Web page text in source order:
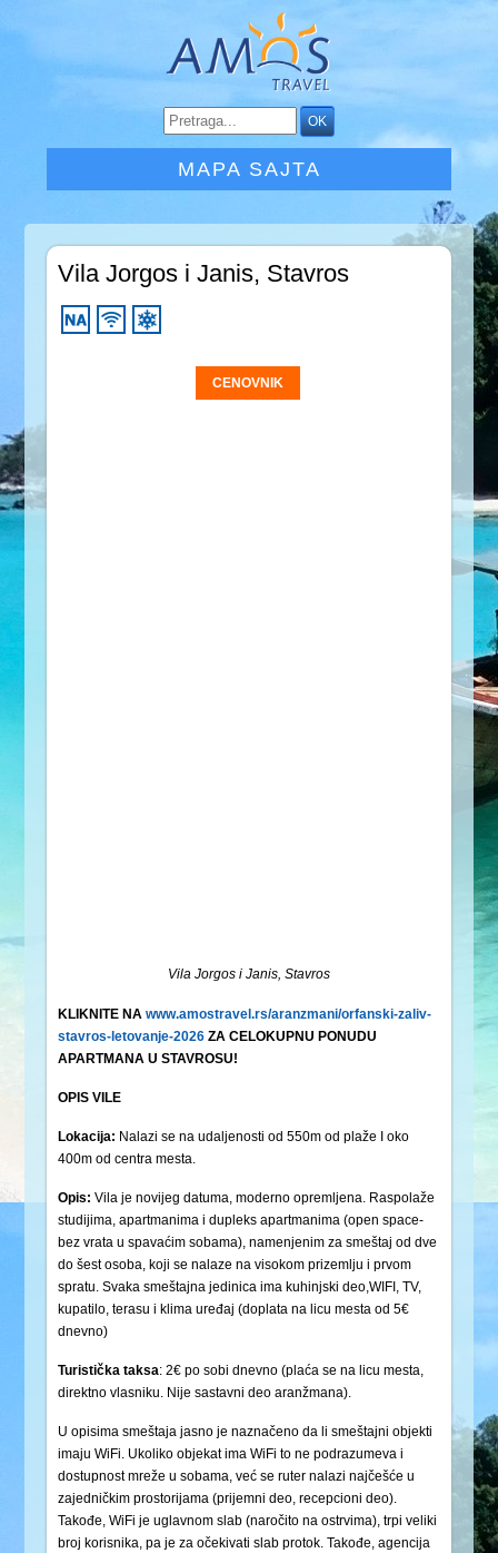
MAPA SAJTA
Vila Jorgos i Janis, Stavros
CENOVNIK
Vila Jorgos i Janis, Stavros
KLIKNITE NA www.amostravel.rs/aranzmani/orfanski-zaliv-
stavros-letovanje-2026 ZA CELOKUPNU PONUDU
APARTMANA U STAVROSU!
OPIS VILE
Lokacija: Nalazi se na udaljenosti od 550m od plaže I oko
400m od centra mesta.
Opis: Vila je novijeg datuma, moderno opremljena. Raspolaže
studijima, apartmanima i dupleks apartmanima (open space-
bez vrata u spavaćim sobama), namenjenim za smeštaj od dve
do šest osoba, koji se nalaze na visokom prizemlju i prvom
spratu. Svaka smeštajna jedinica ima kuhinjski deo,WIFI, TV,
kupatilo, terasu i klima uređaj (doplata na licu mesta od 5€
dnevno)
Turistička taksa: 2€ po sobi dnevno (plaća se na licu mesta,
direktno vlasniku. Nije sastavni deo aranžmana).
U opisima smeštaja jasno je naznačeno da li smeštajni objekti
imaju WiFi. Ukoliko objekat ima WiFi to ne podrazumeva i
dostupnost mreže u sobama, već se ruter nalazi najčešće u
zajedničkim prostorijama (prijemni deo, recepcioni deo).
Takođe, WiFi je uglavnom slab (naročito na ostrvima), trpi veliki
broj korisnika, pa je za očekivati slab protok. Takođe, agencija